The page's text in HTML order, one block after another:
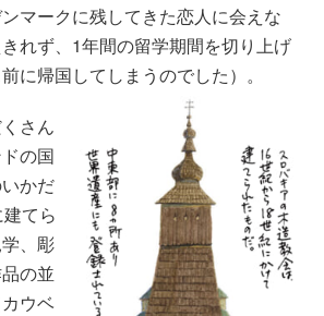
マークに残してきた恋人に会えな
れず、1年間の留学期間を切り上げ
に帰国してしまうのでした）。
さん
の国
かだ
てら
、彫
の並
ウベ